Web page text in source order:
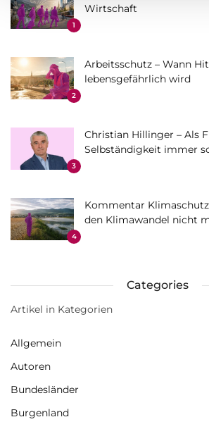
1
Wirtschaft
2
Arbeitsschutz – Wann
lebensgefährlich wird
3
Christian Hillinger – Als
Selbständigkeit immer
4
Kommentar
den Klimawandel nicht
Categories
Artikel in Kategorien
Allgemein
Autoren
Bundesländer
Burgenland